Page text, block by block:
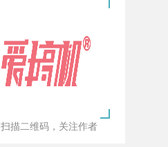
扫描二维码，关注作者